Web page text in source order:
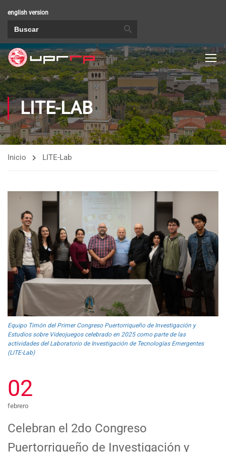
english version
LITE-LAB
Inicio LITE-Lab
Equipo Timón del Primer Congreso Puertorriqueño de Investigación y
Estudios sobre Videojuegos celebrado en 2025 como parte de las
actividades del Laboratorio de Investigación de Tecnologías Emergentes
(LITE-Lab)
02
febrero
Celebran el 2do Congreso
Puertorriqueño de Investigación y